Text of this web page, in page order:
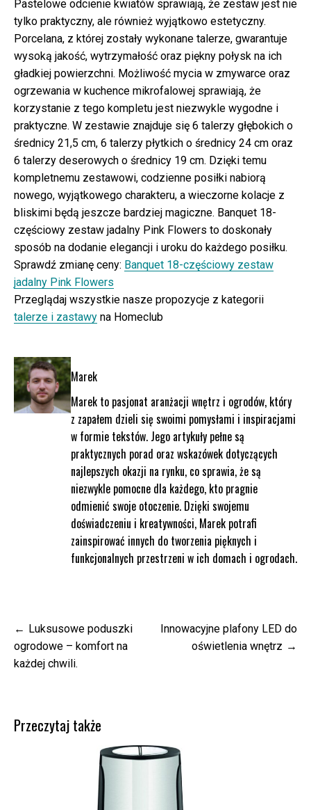
Pastelowe odcienie kwiatów sprawiają, że zestaw jest nie
tylko praktyczny, ale również wyjątkowo estetyczny.
Porcelana, z której zostały wykonane talerze, gwarantuje
wysoką jakość, wytrzymałość oraz piękny połysk na ich
gładkiej powierzchni. Możliwość mycia w zmywarce oraz
ogrzewania w kuchence mikrofalowej sprawiają, że
korzystanie z tego kompletu jest niezwykle wygodne i
praktyczne. W zestawie znajduje się 6 talerzy głębokich o
średnicy 21,5 cm, 6 talerzy płytkich o średnicy 24 cm oraz
6 talerzy deserowych o średnicy 19 cm. Dzięki temu
kompletnemu zestawowi, codzienne posiłki nabiorą
nowego, wyjątkowego charakteru, a wieczorne kolacje z
bliskimi będą jeszcze bardziej magiczne. Banquet 18-
częściowy zestaw jadalny Pink Flowers to doskonały
sposób na dodanie elegancji i uroku do każdego posiłku.
Sprawdź zmianę ceny: Banquet 18-częściowy zestaw
jadalny Pink Flowers
Przeglądaj wszystkie nasze propozycje z kategorii
talerze i zastawy na Homeclub
Marek
Marek to pasjonat aranżacji wnętrz i ogrodów, który
z zapałem dzieli się swoimi pomysłami i inspiracjami
w formie tekstów. Jego artykuły pełne są
praktycznych porad oraz wskazówek dotyczących
najlepszych okazji na rynku, co sprawia, że są
niezwykle pomocne dla każdego, kto pragnie
odmienić swoje otoczenie. Dzięki swojemu
doświadczeniu i kreatywności, Marek potrafi
zainspirować innych do tworzenia pięknych i
funkcjonalnych przestrzeni w ich domach i ogrodach.
Nawigacja
wpisu
Luksusowe poduszki
ogrodowe – komfort na
każdej chwili.
Innowacyjne plafony LED do
oświetlenia wnętrz
Przeczytaj także